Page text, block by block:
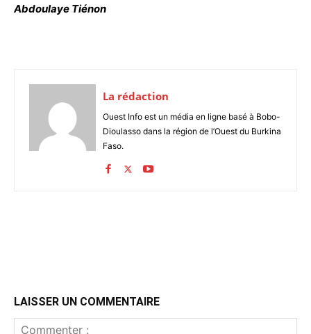
Abdoulaye Tiénon
La rédaction
Ouest Info est un média en ligne basé à Bobo-
Dioulasso dans la région de l’Ouest du Burkina
Faso.
LAISSER UN COMMENTAIRE